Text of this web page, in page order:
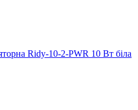
Ridy-10-2-PWR 10 Вт біла